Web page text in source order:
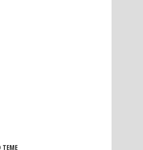
ТЕМЕ